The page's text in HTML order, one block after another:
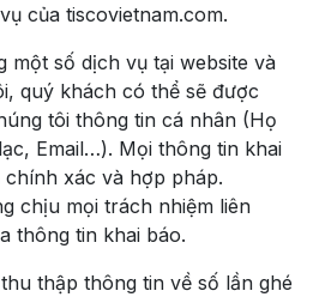
của tiscovietnam.com.
một số dịch vụ tại website và
quý khách có thể sẽ được
tôi thông tin cá nhân (Họ
Email…). Mọi thông tin khai
xác và hợp pháp.
chịu mọi trách nhiệm liên
thông tin khai báo.
thập thông tin về số lần ghé